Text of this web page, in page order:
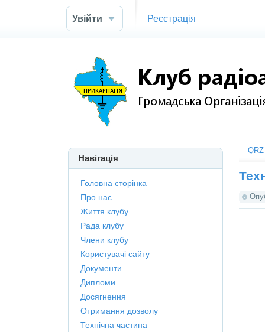
Увійти Реєстрація
Навігація
Головна сторінка
Про нас
Життя клубу
Рада клубу
Члени клубу
Користувачі сайту
Документи
Дипломи
Досягнення
Отримання дозволу
Технічна частина